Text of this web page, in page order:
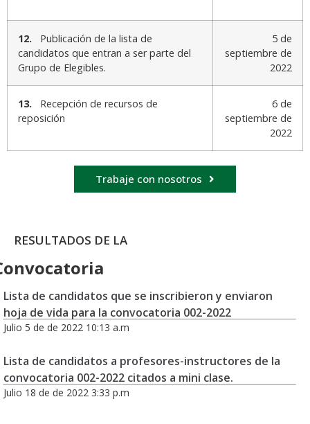
12.
Publicación de la lista de
candidatos que entran a ser parte del
Grupo de Elegibles.
5 de
septiembre de
2022
13. Recepción de recursos de
reposición
6 de
septiembre de
2022
Trabaje con nosotros
RESULTADOS DE LA
Lista de candidatos que se inscribieron y enviaron
hoja de vida para la convocatoria 002-2022
Julio 5 de de 2022 10:13 a.m
Lista de candidatos a profesores-instructores de la
convocatoria 002-2022 citados a mini clase.
Julio 18 de de 2022 3:33 p.m